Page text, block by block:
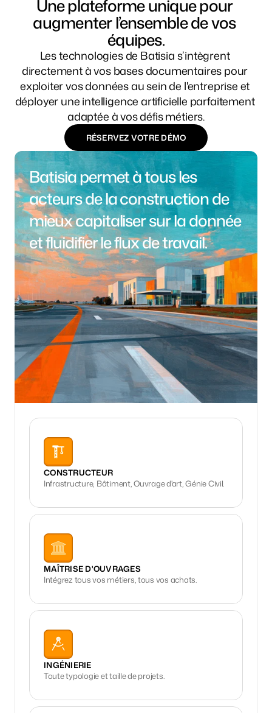
Une plateforme unique pour
augmenter l’ensemble de vos
équipes.
Les technologies de Batisia s’intègrent
directement à vos bases documentaires pour
exploiter vos données au sein de l'entreprise et
déployer une intelligence artificielle parfaitement
adaptée à vos défis métiers.
RÉSERVEZ VOTRE DÉMO
Batisia permet à tous les
acteurs de la construction de
mieux capitaliser sur la donnée
et fluidifier le flux de travail.
CONSTRUCTEUR
Infrastructure, Bâtiment, Ouvrage d'art, Génie Civil.
MAÎTRISE D'OUVRAGES
Intégrez tous vos métiers, tous vos achats.
INGÉNIERIE
Toute typologie et taille de projets.